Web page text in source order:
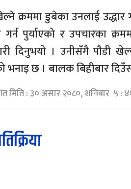
क्रममा डुबेका उनलाई
गर्न पुर्याएको र उपचारका
दिनुभयो । उनीसँगै पौडी
भनाइ छ । बालक बिहीबार
मिति : ३० असार २०८०, शनिबार ५ :